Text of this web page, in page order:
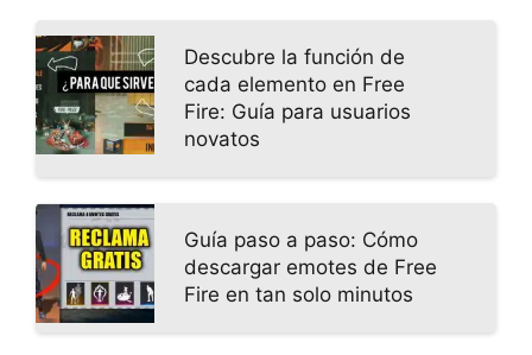
Descubre la función de
cada elemento en Free
Fire: Guía para usuarios
novatos
Guía paso a paso: Cómo
descargar emotes de Free
Fire en tan solo minutos